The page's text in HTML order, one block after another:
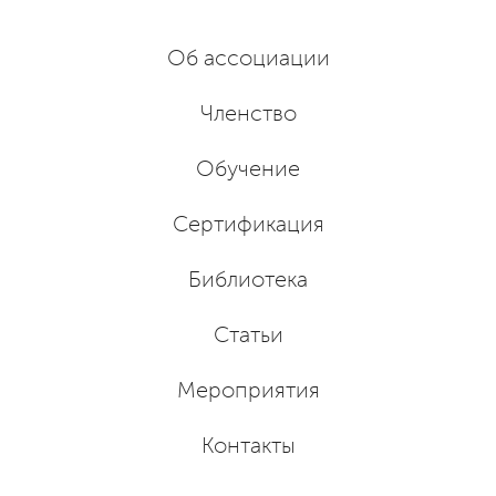
Об ассоциации
Членство
Обучение
Сертификация
Библиотека
Статьи
Мероприятия
Контакты